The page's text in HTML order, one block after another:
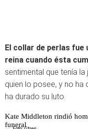
El collar de perlas fue
reina cuando ésta
sentimental que tenía
quien lo posee, y no ha
ha durado su luto.
Kate Middleton rindió
funeral